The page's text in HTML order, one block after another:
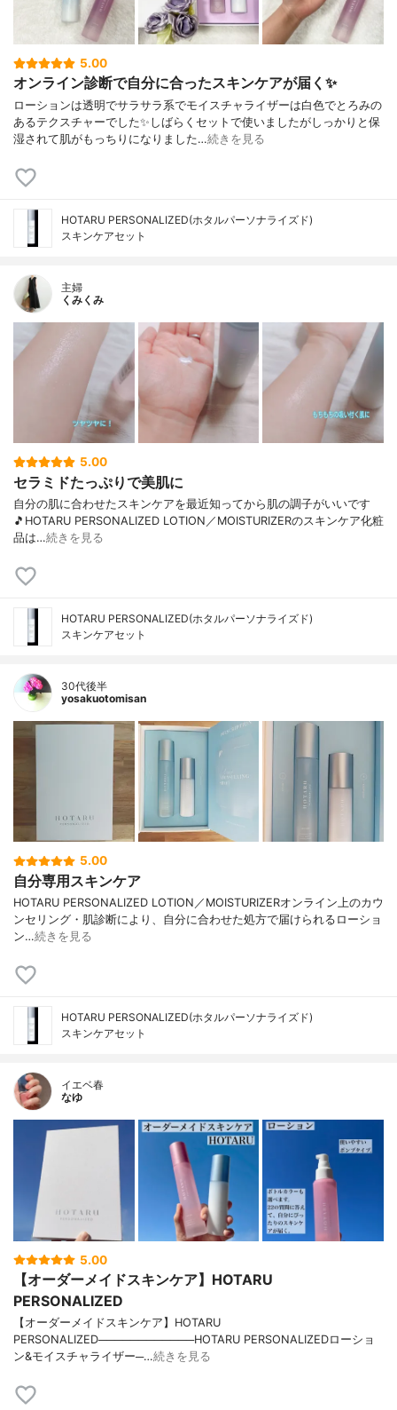
5.00
オンライン診断で自分に合ったスキンケアが届く✨
ローションは透明でサラサラ系でモイスチャライザーは白色でとろみの
あるテクスチャーでした✨しばらくセットで使いましたがしっかりと保
湿されて肌がもっちりになりました…続きを見る
HOTARU PERSONALIZED(ホタルパーソナライズド)
スキンケアセット
主婦
くみくみ
5.00
セラミドたっぷりで美肌に
自分の肌に合わせたスキンケアを最近知ってから肌の調子がいいです
🎵HOTARU PERSONALIZED LOTION／MOISTURIZERのスキンケア化粧
品は…続きを見る
HOTARU PERSONALIZED(ホタルパーソナライズド)
スキンケアセット
30代後半
yosakuotomisan
5.00
自分専用スキンケア
HOTARU PERSONALIZED LOTION／MOISTURIZERオンライン上のカウ
ンセリング・肌診断により、自分に合わせた処方で届けられるローショ
ン…続きを見る
HOTARU PERSONALIZED(ホタルパーソナライズド)
スキンケアセット
イエベ春
なゆ
5.00
【オーダーメイドスキンケア】HOTARU
PERSONALIZED
【オーダーメイドスキンケア】HOTARU
PERSONALIZED────────────HOTARU PERSONALIZEDローショ
ン&モイスチャライザー─…続きを見る